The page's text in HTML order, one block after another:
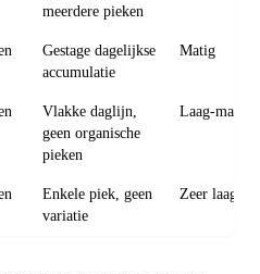
meerdere pieken
Gestage dagelijkse
accumulatie
Matig
Vlakke daglijn,
geen organische
pieken
Laag-matig
Enkele piek, geen
variatie
Zeer laag